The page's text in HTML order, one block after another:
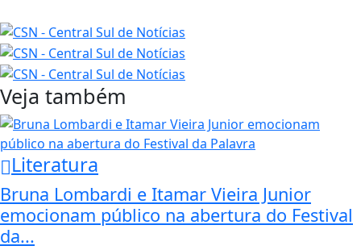
Veja também
Literatura
Bruna Lombardi e Itamar Vieira Junior
emocionam público na abertura do Festival
da...